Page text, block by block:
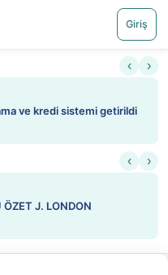
Giriş
‹ ›
ve kredi sistemi getirildi
‹ ›
ÖZET J. LONDON